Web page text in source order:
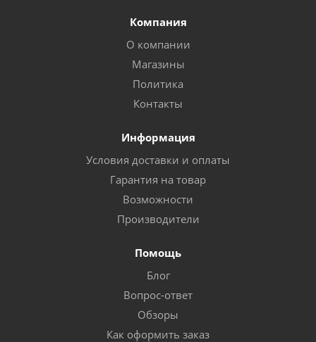
Компания
О компании
Магазины
Политика
Контакты
Информация
Условия доставки и оплаты
Гарантия на товар
Возможности
Производители
Помощь
Блог
Вопрос-ответ
Обзоры
Как оформить заказ